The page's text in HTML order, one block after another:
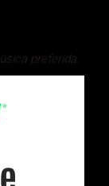
preferida: